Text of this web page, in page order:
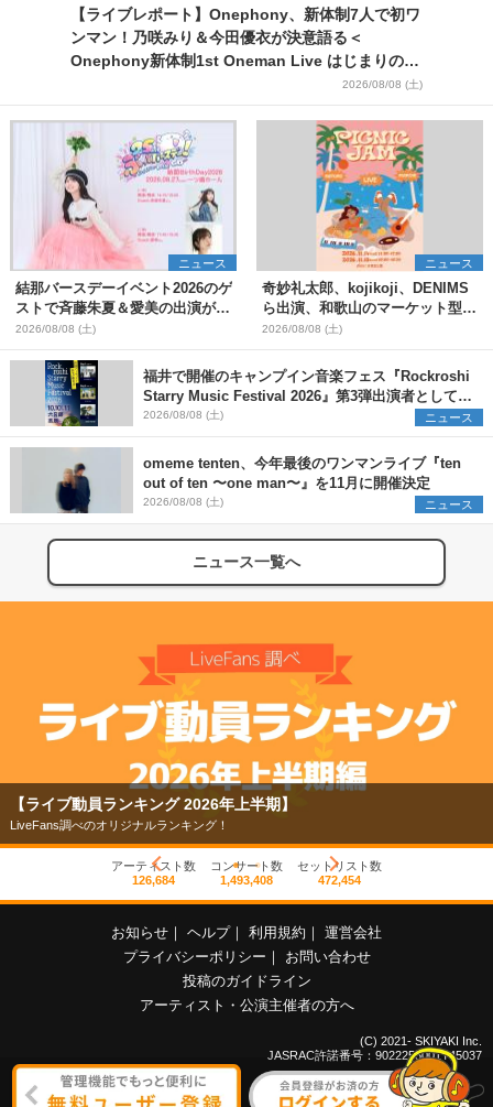
【ライブレポート】Onephony、新体制7人で初ワ
ンマン！乃咲みり＆今田優衣が決意語る＜
Onephony新体制1st Oneman Live はじまりの夏
2026/08/08 (土)
ニュース
結那バースデーイベント2026のゲ
ストで斉藤朱夏＆愛美の出演が決
定
2026/08/08 (土)
ニュース
奇妙礼太郎、kojikoji、DENIMS
ら出演、和歌山のマーケット型野
外イベント『PICNIC JAM
2026』早割チケット発売開始
2026/08/08 (土)
福井で開催のキャンプイン音楽フェス『Rockroshi
Starry Music Festival 2026』第3弾出演者として
SCOOBIE DO、かりゆし58、Reiを発表
2026/08/08 (土) ニュース
omeme tenten、今年最後のワンマンライブ『ten
out of ten 〜one man〜』を11月に開催決定
2026/08/08 (土) ニュース
ニュース一覧へ
【ライブ動員ランキング 2026年上半期】
LiveFans調べのオリジナルランキング！
アーティスト数
126,684
コンサート数
1,493,408
セットリスト数
472,454
お知らせ ｜ ヘルプ｜ 利用規約 ｜ 運営会社
プライバシーポリシー ｜
お問い合わせ
投稿のガイドライン
アーティスト・公演主催者の方へ
(C) 2021- SKIYAKI Inc.
JASRAC許諾番号：9022255001Y45037